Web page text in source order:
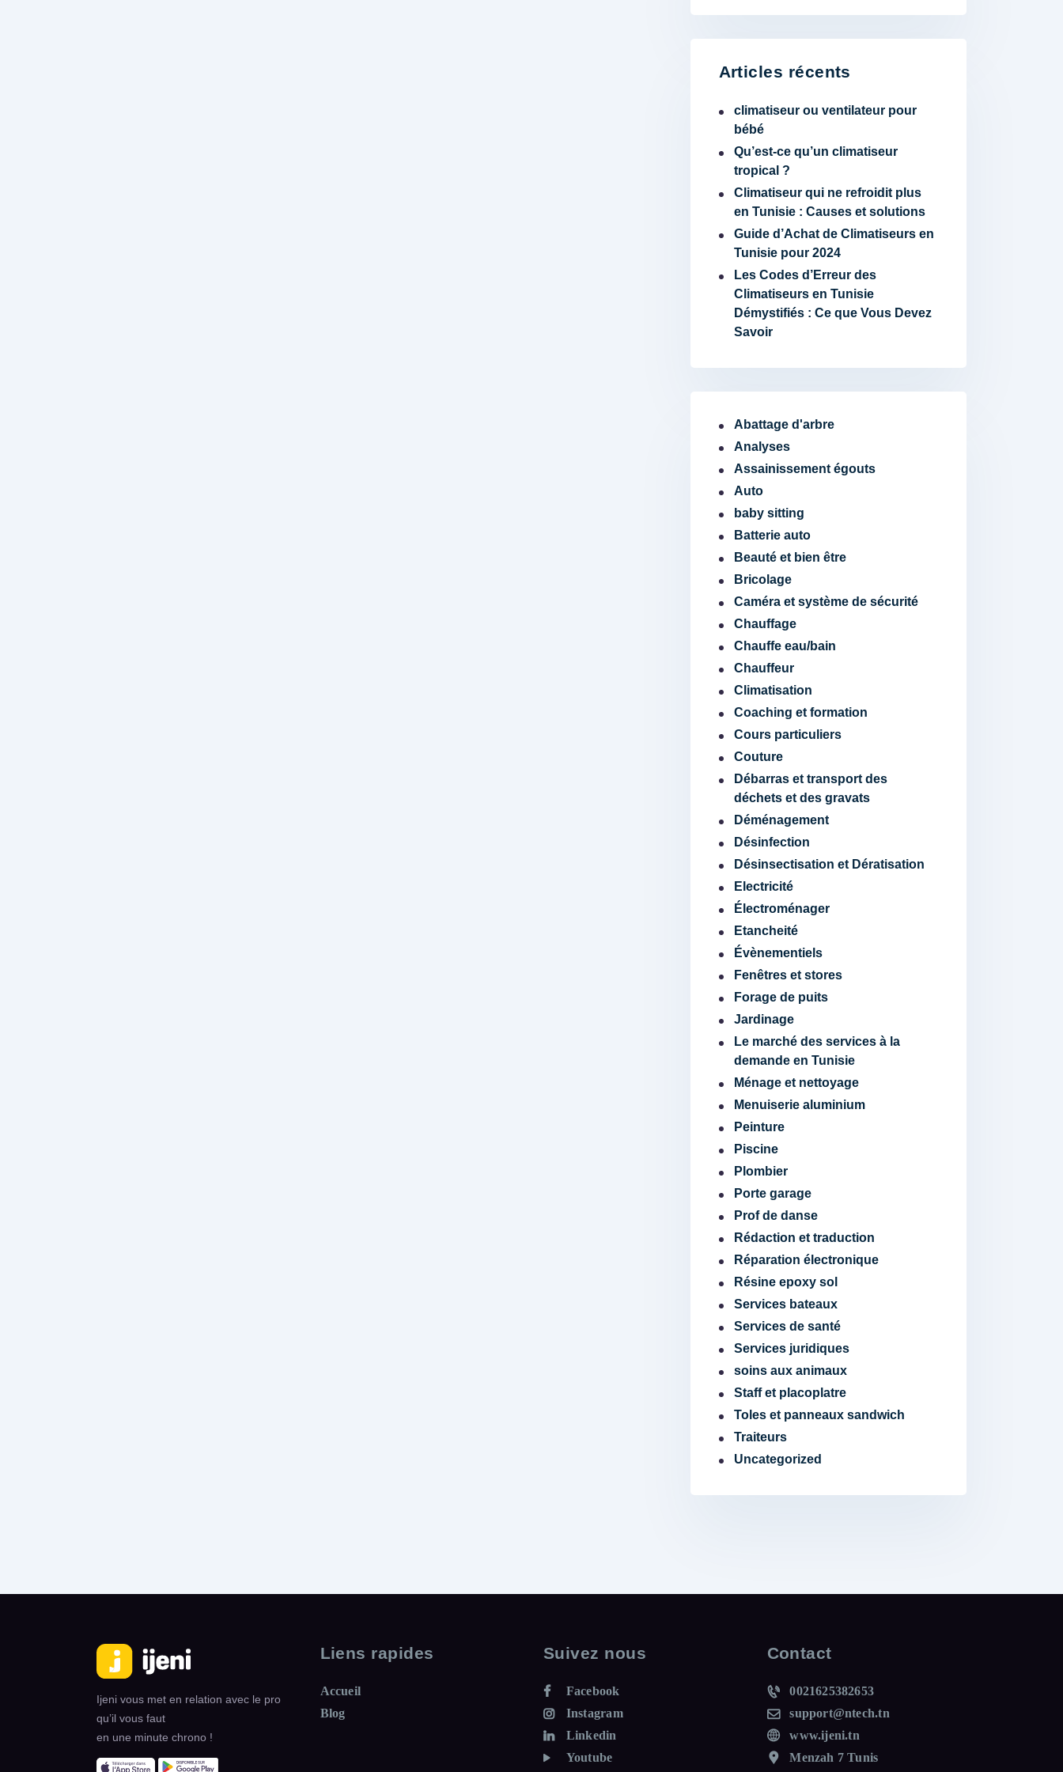
Articles récents
climatiseur ou ventilateur pour
bébé
Qu’est-ce qu’un climatiseur
tropical ?
Climatiseur qui ne refroidit plus
en Tunisie : Causes et solutions
Guide d’Achat de Climatiseurs en
Tunisie pour 2024
Les Codes d’Erreur des
Climatiseurs en Tunisie
Démystifiés : Ce que Vous Devez
Savoir
Abattage d'arbre
Analyses
Assainissement égouts
Auto
baby sitting
Batterie auto
Beauté et bien être
Bricolage
Caméra et système de sécurité
Chauffage
Chauffe eau/bain
Chauffeur
Climatisation
Coaching et formation
Cours particuliers
Couture
Débarras et transport des
déchets et des gravats
Déménagement
Désinfection
Désinsectisation et Dératisation
Electricité
Électroménager
Etancheité
Évènementiels
Fenêtres et stores
Forage de puits
Jardinage
Le marché des services à la
demande en Tunisie
Ménage et nettoyage
Menuiserie aluminium
Peinture
Piscine
Plombier
Porte garage
Prof de danse
Rédaction et traduction
Réparation électronique
Résine epoxy sol
Services bateaux
Services de santé
Services juridiques
soins aux animaux
Staff et placoplatre
Toles et panneaux sandwich
Traiteurs
Uncategorized
Ijeni vous met en relation avec le pro
qu’il vous faut
en une minute chrono !
Liens rapides
Accueil
Blog
Suivez nous
Facebook
Instagram
Linkedin
Youtube
Contact
0021625382653
support@ntech.tn
www.ijeni.tn
Menzah 7 Tunis